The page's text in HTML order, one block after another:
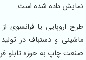
نمایش داده شده است.
طرح اروپایی یا
ماشینی و دستباف در
صنعت چاپ به حوزه تابلو